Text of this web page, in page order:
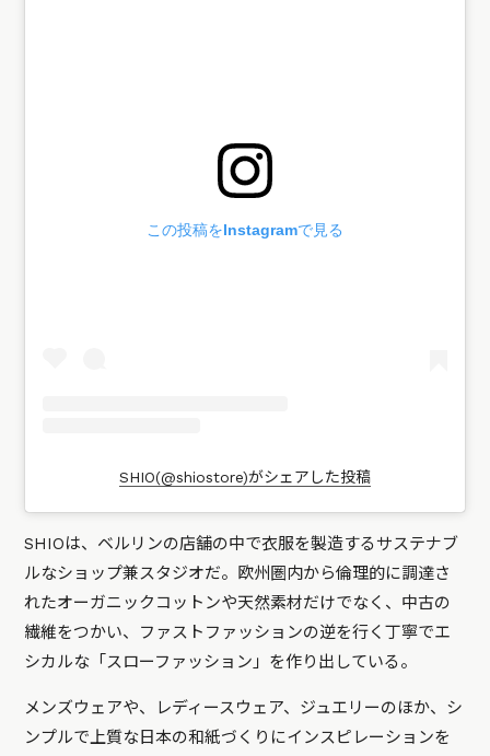
この投稿をInstagramで見る
SHIO(@shiostore)がシェアした投稿
SHIOは、ベルリンの店舗の中で衣服を製造するサステナブ
ルなショップ兼スタジオだ。欧州圏内から倫理的に調達さ
れたオーガニックコットンや天然素材だけでなく、中古の
繊維をつかい、ファストファッションの逆を行く丁寧でエ
シカルな「スローファッション」を作り出している。
メンズウェアや、レディースウェア、ジュエリーのほか、シ
ンプルで上質な日本の和紙づくりにインスピレーションを